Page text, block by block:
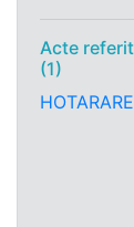
Acte
(1)